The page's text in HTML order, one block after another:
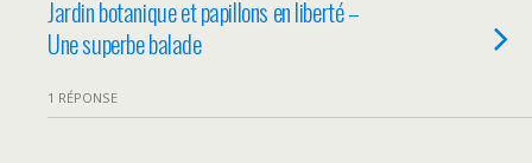
Jardin botanique et papillons en liberté –
Une superbe balade
1 RÉPONSE